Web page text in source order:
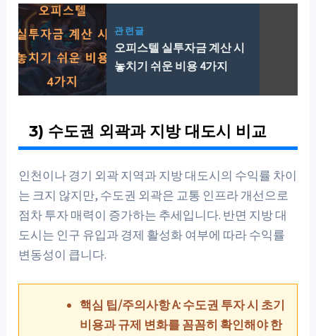
관련글
오피스텔 실투자금 계산 시
놓치기 쉬운 비용 4가지
3) 수도권 외곽과 지방 대도시 비교
인천이나 경기 외곽 지역과 지방 대도시의 수익률 차이
는 크지 않지만, 수도권 외곽은 교통 인프라 개선으로
점차 투자 매력이 증가하는 추세입니다. 반면 지방 대
도시는 인구 유입과 경제 활성화 여부에 따라 수익률
변동성이 큽니다.
핵심 팁/주의사항 A: 수도권 투자 시 초기
비용과 규제 변화를 꼼꼼히 확인해야 한